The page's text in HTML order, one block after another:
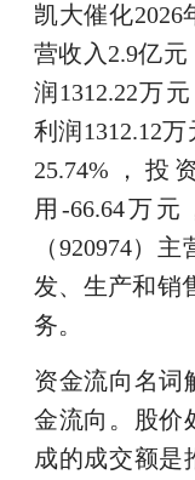
凯大催化
营收入2.9亿元
润1312.22万
利润1312.12
25.74%，投
用-66.64万
（920974）
发、生产和销
务。
资金流向名词
金流向。股价
成的成交额是